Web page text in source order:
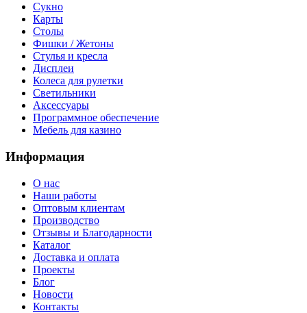
Сукно
Карты
Столы
Фишки / Жетоны
Стулья и кресла
Дисплеи
Колеса для рулетки
Светильники
Аксессуары
Программное обеспечение
Мебель для казино
Информация
О нас
Наши работы
Оптовым клиентам
Производство
Отзывы и Благодарности
Каталог
Доставка и оплата
Проекты
Блог
Новости
Контакты